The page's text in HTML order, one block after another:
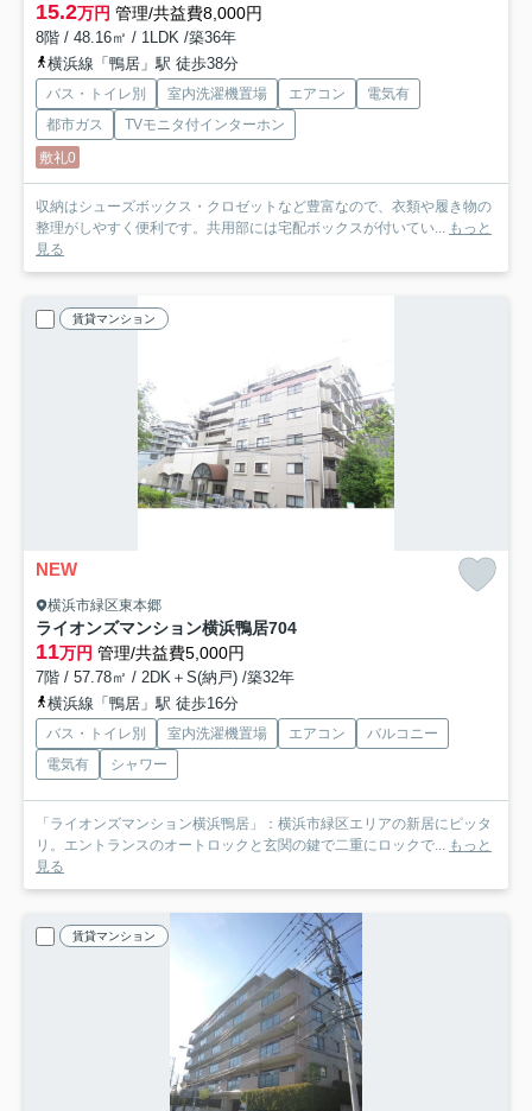
15.2万円 管理/共益費8,000円
8階 / 48.16㎡ / 1LDK /築36年
横浜線「鴨居」駅 徒歩38分
バス・トイレ別 室内洗濯機置場 エアコン
電気有
都市ガス
TVモニタ付インターホン
敷礼0
収納はシューズボックス・クロゼットなど豊富なので、衣類や履き物の
整理がしやすく便利です。共用部には宅配ボックスが付いてい...
もっと
見る
賃貸マンション
NEW
横浜市緑区東本郷
ライオンズマンション横浜鴨居704
11万円 管理/共益費5,000円
7階 / 57.78㎡ / 2DK＋S(納戸) /築32年
横浜線「鴨居」駅 徒歩16分
バス・トイレ別 室内洗濯機置場 エアコン
バルコニー
電気有
シャワー
「ライオンズマンション横浜鴨居」：横浜市緑区エリアの新居にピッタ
リ。エントランスのオートロックと玄関の鍵で二重にロックで...
もっと
見る
賃貸マンション